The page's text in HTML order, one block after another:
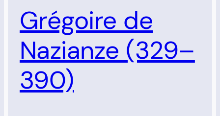
Grégoire de
Nazianze (329–
390)